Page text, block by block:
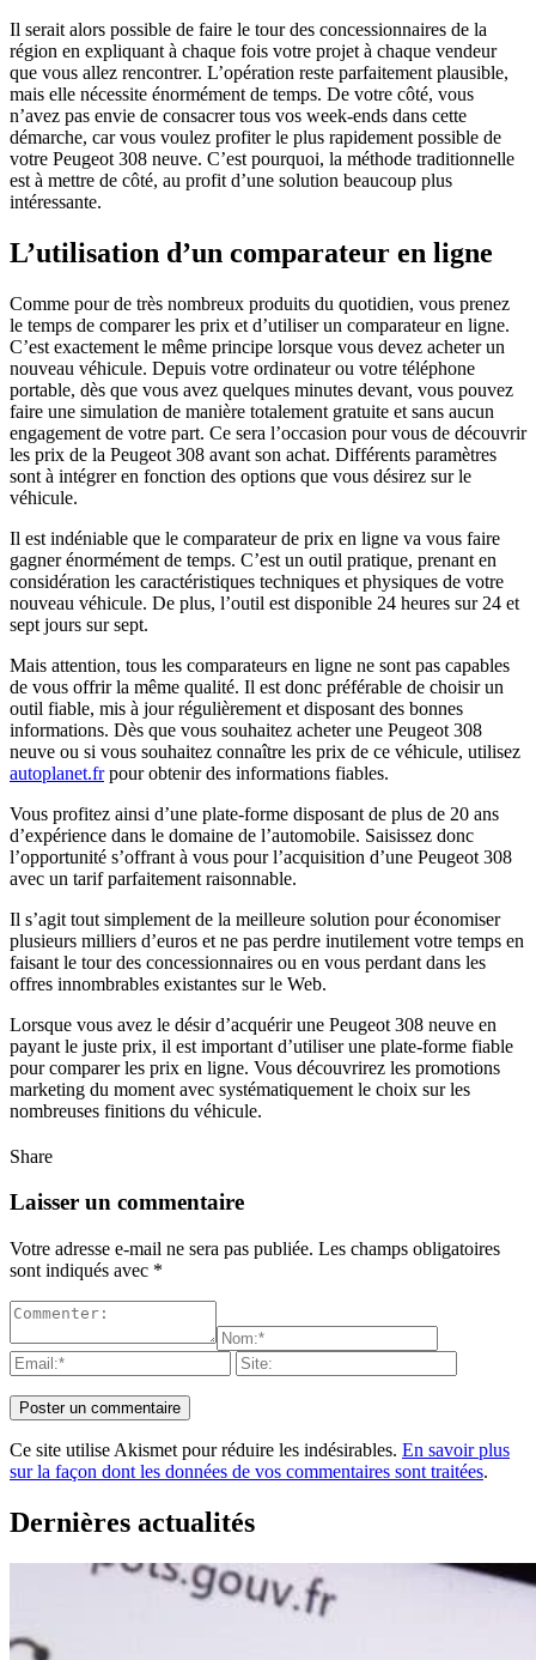
Il serait alors possible de faire le tour des concessionnaires de la
région en expliquant à chaque fois votre projet à chaque vendeur
que vous allez rencontrer. L’opération reste parfaitement plausible,
mais elle nécessite énormément de temps. De votre côté, vous
n’avez pas envie de consacrer tous vos week-ends dans cette
démarche, car vous voulez profiter le plus rapidement possible de
votre Peugeot 308 neuve. C’est pourquoi, la méthode traditionnelle
est à mettre de côté, au profit d’une solution beaucoup plus
intéressante.
L’utilisation d’un comparateur en ligne
Comme pour de très nombreux produits du quotidien, vous prenez
le temps de comparer les prix et d’utiliser un comparateur en ligne.
C’est exactement le même principe lorsque vous devez acheter un
nouveau véhicule. Depuis votre ordinateur ou votre téléphone
portable, dès que vous avez quelques minutes devant, vous pouvez
faire une simulation de manière totalement gratuite et sans aucun
engagement de votre part. Ce sera l’occasion pour vous de découvrir
les prix de la Peugeot 308 avant son achat. Différents paramètres
sont à intégrer en fonction des options que vous désirez sur le
véhicule.
Il est indéniable que le comparateur de prix en ligne va vous faire
gagner énormément de temps. C’est un outil pratique, prenant en
considération les caractéristiques techniques et physiques de votre
nouveau véhicule. De plus, l’outil est disponible 24 heures sur 24 et
sept jours sur sept.
Mais attention, tous les comparateurs en ligne ne sont pas capables
de vous offrir la même qualité. Il est donc préférable de choisir un
outil fiable, mis à jour régulièrement et disposant des bonnes
informations. Dès que vous souhaitez acheter une Peugeot 308
neuve ou si vous souhaitez connaître les prix de ce véhicule, utilisez
autoplanet.frpour obtenir des informations fiables.
Vous profitez ainsi d’une plate-forme disposant de plus de 20 ans
d’expérience dans le domaine de l’automobile. Saisissez donc
l’opportunité s’offrant à vous pour l’acquisition d’une Peugeot 308
avec un tarif parfaitement raisonnable.
Il s’agit tout simplement de la meilleure solution pour économiser
plusieurs milliers d’euros et ne pas perdre inutilement votre temps en
faisant le tour des concessionnaires ou en vous perdant dans les
offres innombrables existantes sur le Web.
Lorsque vous avez le désir d’acquérir une Peugeot 308 neuve en
payant le juste prix, il est important d’utiliser une plate-forme fiable
pour comparer les prix en ligne. Vous découvrirez les promotions
marketing du moment avec systématiquement le choix sur les
nombreuses finitions du véhicule.
Share
Laisser un commentaire
Votre adresse e-mail ne sera pas publiée. Les champs obligatoires
sont indiqués avec *
Ce site utilise Akismet pour réduire les indésirables. En savoir plus
sur la façon dont les données de vos commentaires sont traitées.
Dernières actualités